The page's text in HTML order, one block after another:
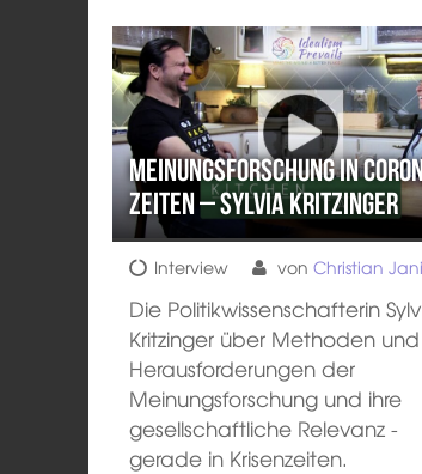
Meinungsforschung in
Zeiten – Sylvia Kritzinger
Interview vonChristian
Die Politikwissenschafterin
Kritzinger über Methoden und
Herausforderungen der
Meinungsforschung und ihre
gesellschaftliche Relevanz -
gerade in Krisenzeiten.